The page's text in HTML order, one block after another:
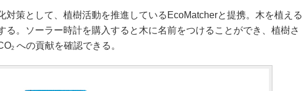
策として、植樹活動を推進しているEcoMatcherと提携。木を植える
る。ソーラー時計を購入すると木に名前をつけることができ、植樹さ
2 への貢献を確認できる。